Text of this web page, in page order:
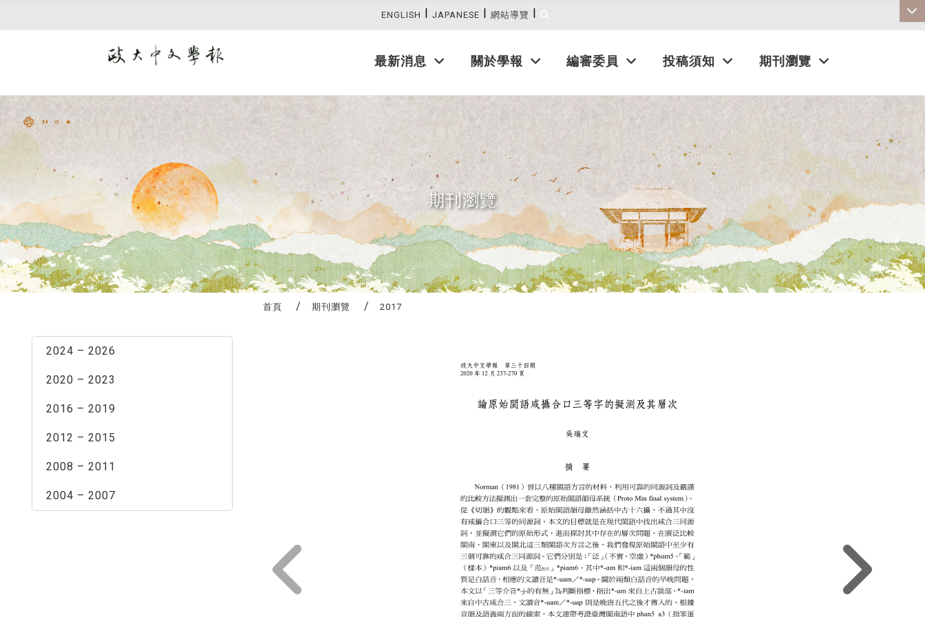
最新消息 關於學報 編審委員 投稿須知 期刊瀏覽
ENGLISH | JAPANESE | 網站導覽 |
期刊瀏覽
2024 – 2026
2020 – 2023
2016 – 2019
2012 – 2015
2008 – 2011
2004 – 2007
首頁 期刊瀏覽 2017